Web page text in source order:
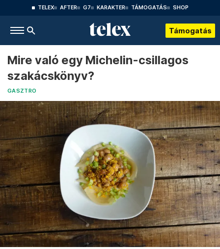
TELEX AFTER G7 KARAKTER TÁMOGATÁS SHOP
Támogatás
Mire való egy Michelin-csillagos
szakácskönyv?
GASZTRO